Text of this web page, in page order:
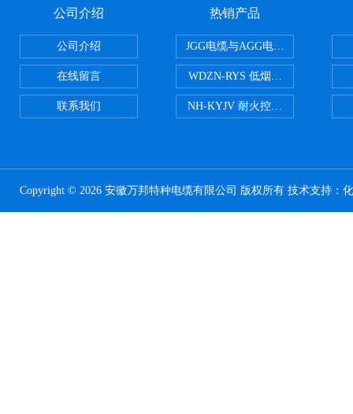
公司介绍
公司介绍
在线留言
联系我们
热销产品
JGG电缆与AGG电缆有什么区别
WDZN-RYS 低烟无卤耐火双绞线
NH-KYJV 耐火控制电缆
Copyright © 2026 安徽万邦特种电缆有限公司 版权所有 技术支持：